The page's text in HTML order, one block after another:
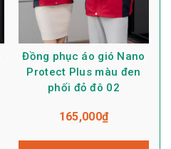
Đồng phục áo gió Nano
Protect Plus màu đen
phối đỏ đô 02
165,000₫